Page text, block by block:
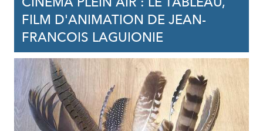
FILM D'ANIMATION DE JEAN-
FRANCOIS LAGUIONIE